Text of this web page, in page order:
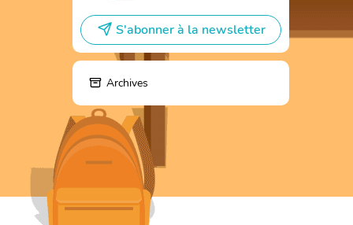
S'abonner à la newsletter
Archives